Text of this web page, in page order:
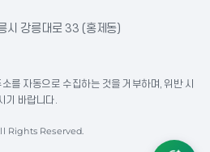
시 강릉대로 33 (홍제동)
를 자동으로 수집하는 것을 거부하며, 위반 시
기 바랍니다.
Rights Reserved.